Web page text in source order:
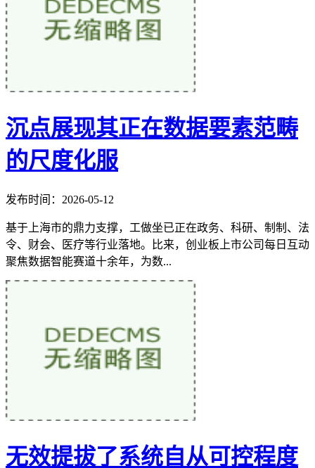
沉点展现其正在数据要素范畴
的尺度化服
发布时间：2026-05-12
基于上海市的鼎力支撑，工做坐已正在政务、科研、制制、法
令、财会、医疗等行业落地。比来，创业板上市公司每日互动
聚焦数据智能赛道十余年，为数...
无效提拔了系统自从可控程度